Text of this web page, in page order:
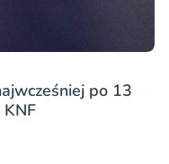
po 13